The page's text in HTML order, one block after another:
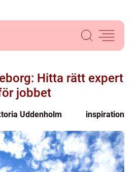
Hitta rätt expert
jobbet
Uddenholm inspiration